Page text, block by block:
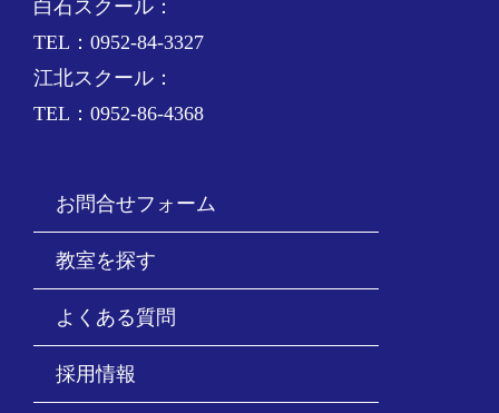
白石スクール：
TEL：0952-84-3327
江北スクール：
TEL：0952-86-4368
お問合せフォーム
教室を探す
よくある質問
採用情報